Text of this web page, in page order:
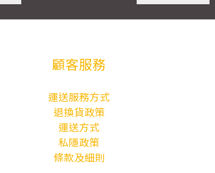
顧客服務
運送服務方式
退換貨政策
運送方式
私隱政策
條款及細則